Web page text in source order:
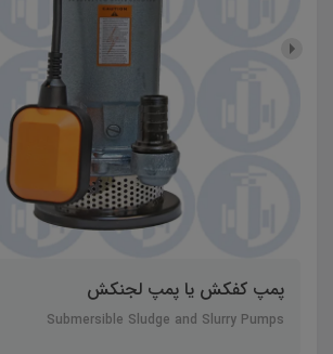
پمپ کفکش یا پمپ لجنکش
Submersible Sludge and Slurry Pumps